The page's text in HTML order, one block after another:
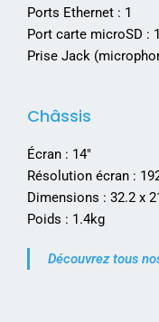
Ports Ethernet : 1
Port carte microSD : 1
Prise Jack
Châssis
Écran : 14″
Résolution écran :
Dimensions : 32.2 x
Poids : 1.4kg
Découvrez tous